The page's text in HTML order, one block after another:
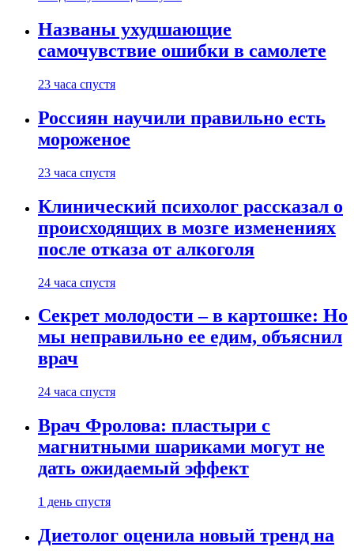
Названы ухудшающие
самочувствие ошибки в самолете
23 часа спустя
Россиян научили правильно есть
мороженое
23 часа спустя
Клинический психолог рассказал о
происходящих в мозге изменениях
после отказа от алкоголя
24 часа спустя
Секрет молодости – в картошке: Но
мы неправильно ее едим, объяснил
врач
24 часа спустя
Врач Фролова: пластыри с
магнитными шариками могут не
дать ожидаемый эффект
1 день спустя
Диетолог оценила новый тренд на